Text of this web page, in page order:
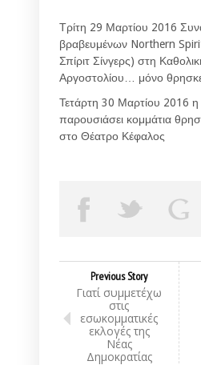
Τρίτη 29 Μαρτίου 2016
βραβευμένων Northern
Σπίριτ Σίνγερς) στη
Αργοστολίου… μόνο
Τετάρτη 30 Μαρτίου 2016 η
παρουσιάσει κομμάτια
στο Θέατρο Κέφαλος
Previous Story
Γιατί συμμετέχω
στις
εσωκομματικές
εκλογές της
Νέας
Δημοκρατίας